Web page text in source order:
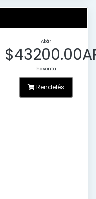
Akár
havonta
Rendelés